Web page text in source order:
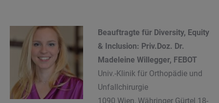
Beauftragte für Diversity, Equity
& Inclusion: Priv.Doz. Dr.
Madeleine Willegger, FEBOT
Univ.-Klinik für Orthopädie und
Unfallchirurgie
1090 Wien, Währinger Gürtel 18-